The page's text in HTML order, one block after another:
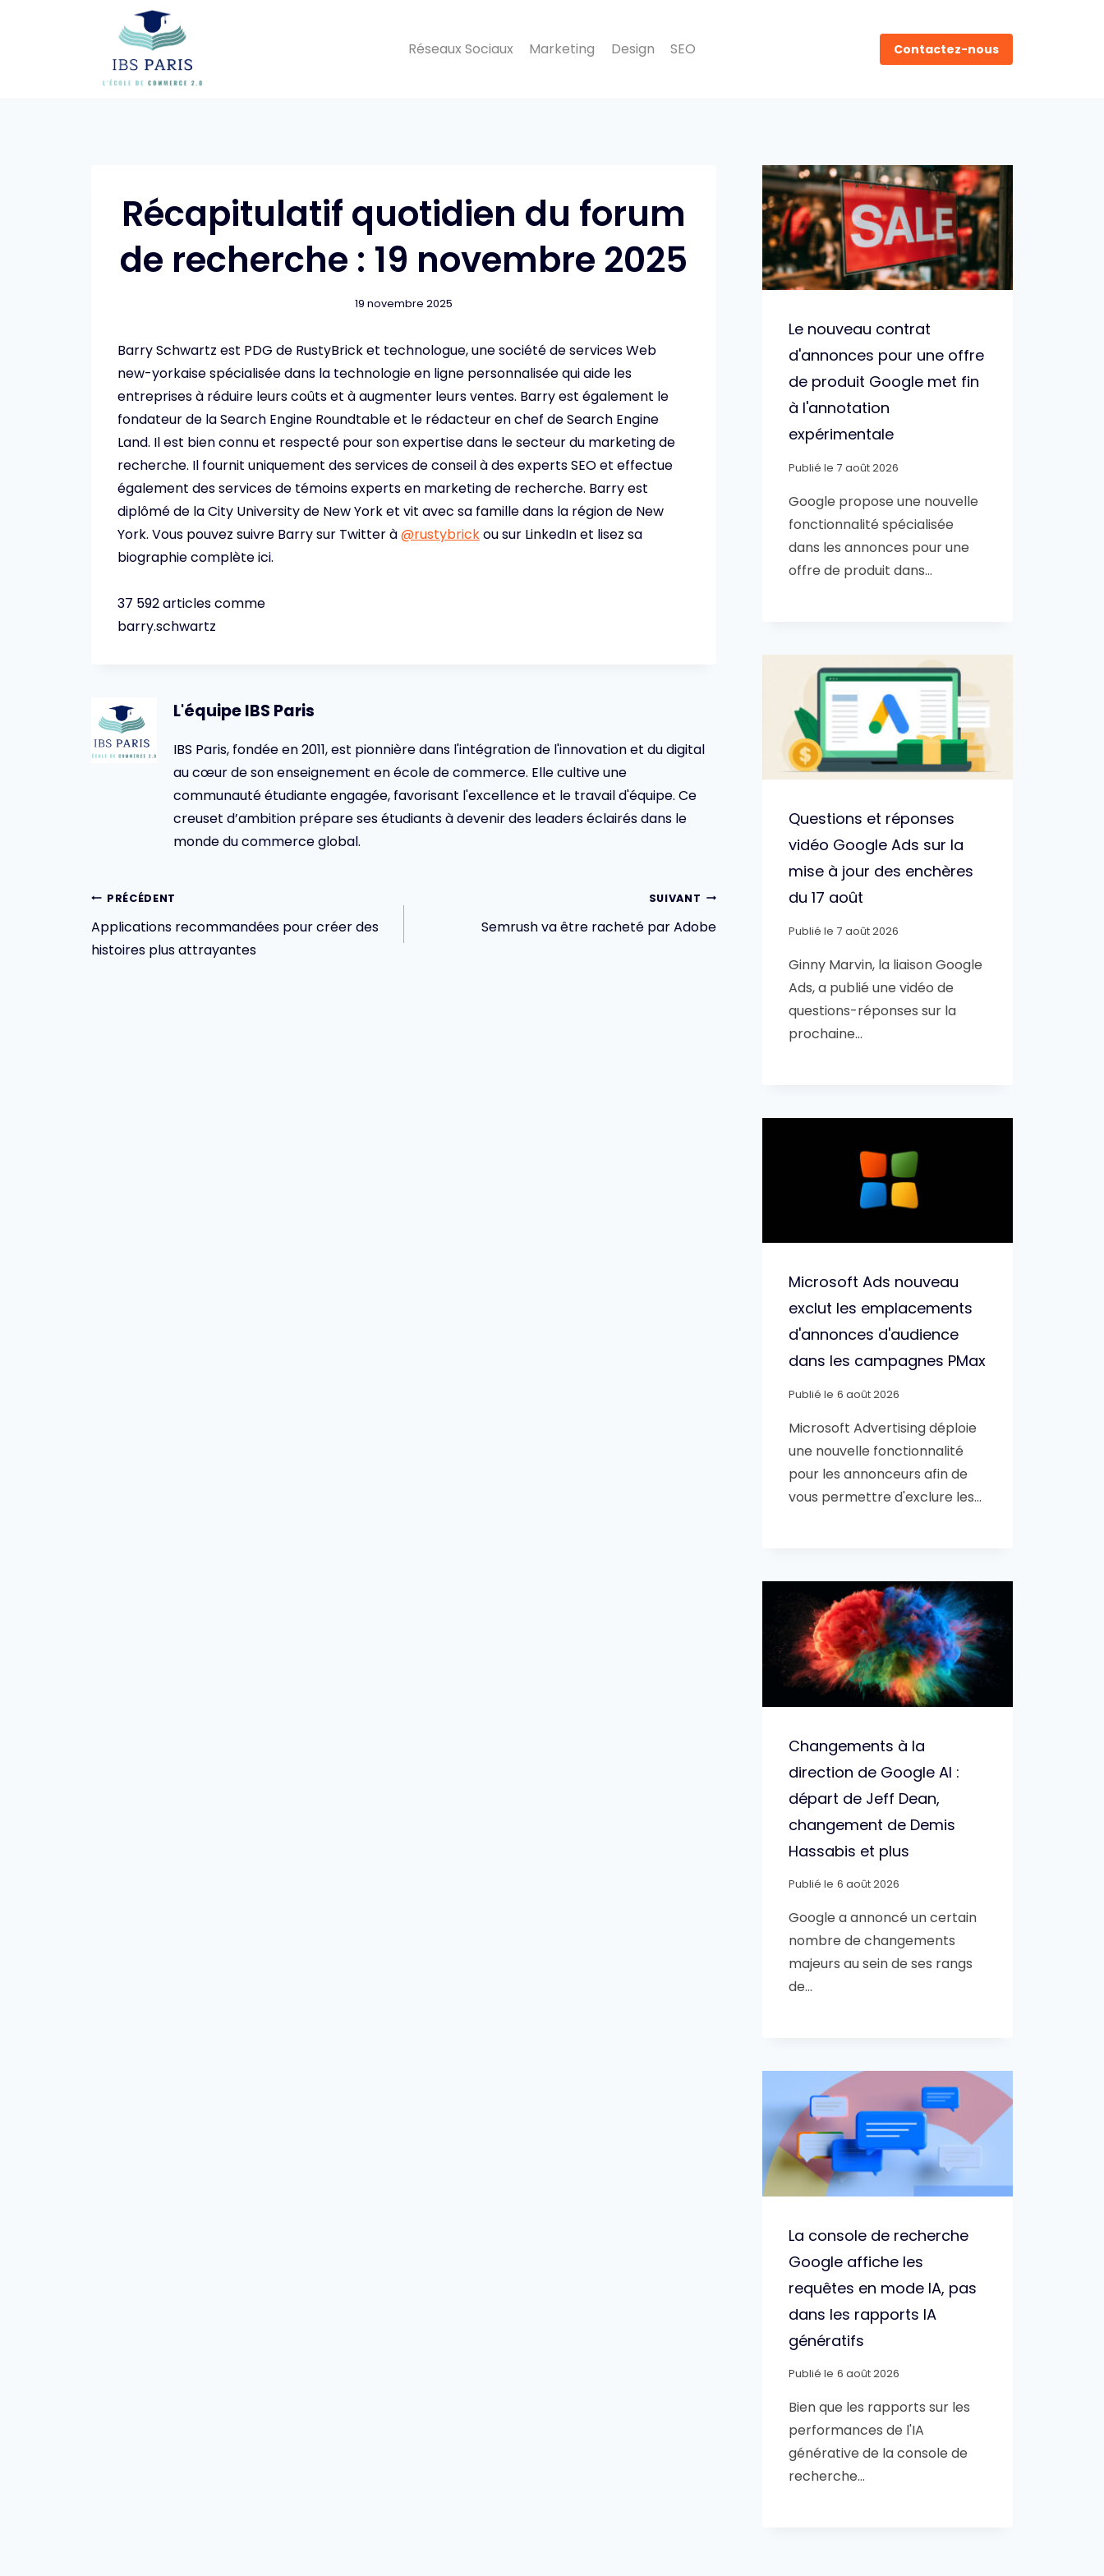
Réseaux Sociaux Marketing Design SEO Contactez-nous
Récapitulatif quotidien du forum
de recherche : 19 novembre 2025
19 novembre 2025
Barry Schwartz est PDG de RustyBrick et technologue, une société de services Web
new-yorkaise spécialisée dans la technologie en ligne personnalisée qui aide les
entreprises à réduire leurs coûts et à augmenter leurs ventes. Barry est également le
fondateur de la Search Engine Roundtable et le rédacteur en chef de Search Engine
Land. Il est bien connu et respecté pour son expertise dans le secteur du marketing de
recherche. Il fournit uniquement des services de conseil à des experts SEO et effectue
également des services de témoins experts en marketing de recherche. Barry est
diplômé de la City University de New York et vit avec sa famille dans la région de New
York. Vous pouvez suivre Barry sur Twitter à@rustybrickou sur LinkedIn et lisez sa
biographie complète ici.
37 592 articles comme
barry.schwartz
L'équipe IBS Paris
IBS Paris, fondée en 2011, est pionnière dans l'intégration de l'innovation et du digital
au cœur de son enseignement en école de commerce. Elle cultive une
communauté étudiante engagée, favorisant l'excellence et le travail d'équipe. Ce
creuset d’ambition prépare ses étudiants à devenir des leaders éclairés dans le
monde du commerce global.
Navigation
de
PRÉCÉDENT
Applications recommandées pour créer des
histoires plus attrayantes
SUIVANT
Semrush va être racheté par Adobe
Le nouveau contrat
d'annonces pour une offre
de produit Google met fin
à l'annotation
expérimentale
Publié le 7 août 2026
Google propose une nouvelle
fonctionnalité spécialisée
dans les annonces pour une
offre de produit dans…
Questions et réponses
vidéo Google Ads sur la
mise à jour des enchères
du 17 août
Publié le 7 août 2026
Ginny Marvin, la liaison Google
Ads, a publié une vidéo de
questions-réponses sur la
prochaine…
Microsoft Ads nouveau
exclut les emplacements
d'annonces d'audience
dans les campagnes PMax
Publié le 6 août 2026
Microsoft Advertising déploie
une nouvelle fonctionnalité
pour les annonceurs afin de
vous permettre d'exclure les…
Changements à la
direction de Google AI :
départ de Jeff Dean,
changement de Demis
Hassabis et plus
Publié le 6 août 2026
Google a annoncé un certain
nombre de changements
majeurs au sein de ses rangs
de…
La console de recherche
Google affiche les
requêtes en mode IA, pas
dans les rapports IA
génératifs
Publié le 6 août 2026
Bien que les rapports sur les
performances de l'IA
générative de la console de
recherche…